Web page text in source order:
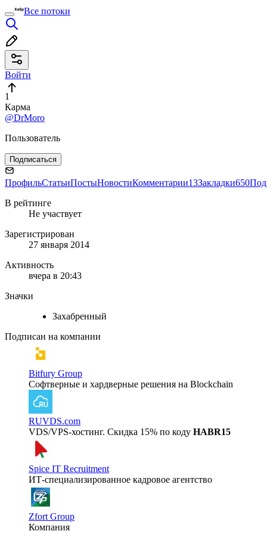
Все потоки
Войти
1
Карма
@DrMoro
Пользователь
Подписаться
ПрофильСтатьиПостыНовостиКомментарии13Закладки650
В рейтинге
Не участвует
Зарегистрирован
27 января 2014
Активность
вчера в 20:43
Значки
Захабренный
Подписан на компании
Bitfury Group
Cофтверные и хардверные решения на Blockchain
RUVDS.com
VDS/VPS-хостинг. Скидка 15% по коду HABR15
Spice IT Recruitment
ИТ-специализированное кадровое агентство
Zfort Group
Компания